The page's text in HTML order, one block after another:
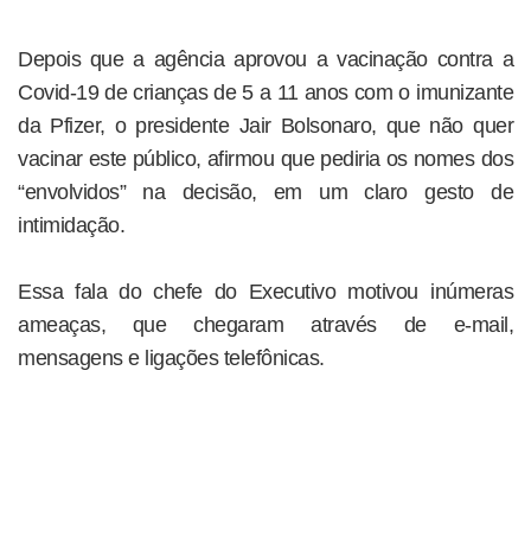
Depois que a agência aprovou a vacinação contra a
Covid-19 de crianças de 5 a 11 anos com o imunizante
da Pfizer, o presidente Jair Bolsonaro, que não quer
vacinar este público, afirmou que pediria os nomes dos
“envolvidos” na decisão, em um claro gesto de
intimidação.
Essa fala do chefe do Executivo motivou inúmeras
ameaças, que chegaram através de e-mail,
mensagens e ligações telefônicas.